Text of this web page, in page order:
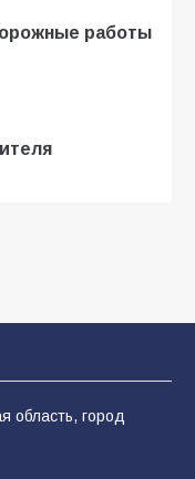
работы
награды
область, город